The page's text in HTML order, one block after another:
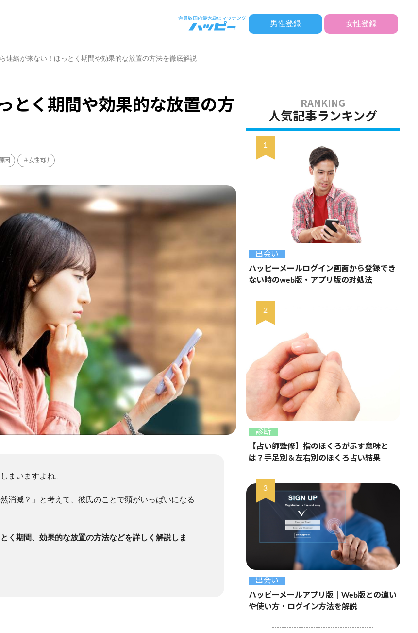
男性登録 女性登録
連絡が来ない！ほっとく期間や効果的な放置の方法を徹底解説
とく期間や効果的な放置の方
原因 女性向け
まいますよね。
消滅？」と考えて、彼氏のことで頭がいっぱいになる
く期間、効果的な放置の方法などを詳しく解説しま
人気記事ランキング
出会い
ハッピーメールログイン画面から登録でき
ない時のweb版・アプリ版の対処法
診断
【占い師監修】指のほくろが示す意味と
は？手足別＆左右別のほくろ占い結果
出会い
ハッピーメールアプリ版｜Web版との違い
や使い方・ログイン方法を解説